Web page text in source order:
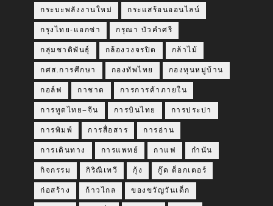
กระบะพลังงานใหม่ กระแสร้อนออนไลน์
กรุงไทย-แอกซ่า กรุณา บัวคำศรี
กลุ่มชาติพันธุ์ กล้องวงจรปิด กล้าไม้
กศส.การศึกษา กองทัพไทย กองทุนหมู่บ้าน
กอล์ฟ กาชาด การการค้าภายใน
การทูตไทย–จีน การบินไทย การประปา
การพิมพ์ การสื่อสาร การอ่าน
การเดินทาง การแพทย์ กาแฟ กำนัน
กิจกรรม กิริณีเทวี กุ้ง กู๊ด ด็อกเตอร์
ก่อสร้าง ก้าวไกล ของขวัญวันเด็ก